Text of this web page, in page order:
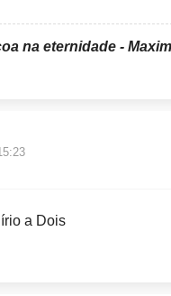
na eternidade -
a Dois